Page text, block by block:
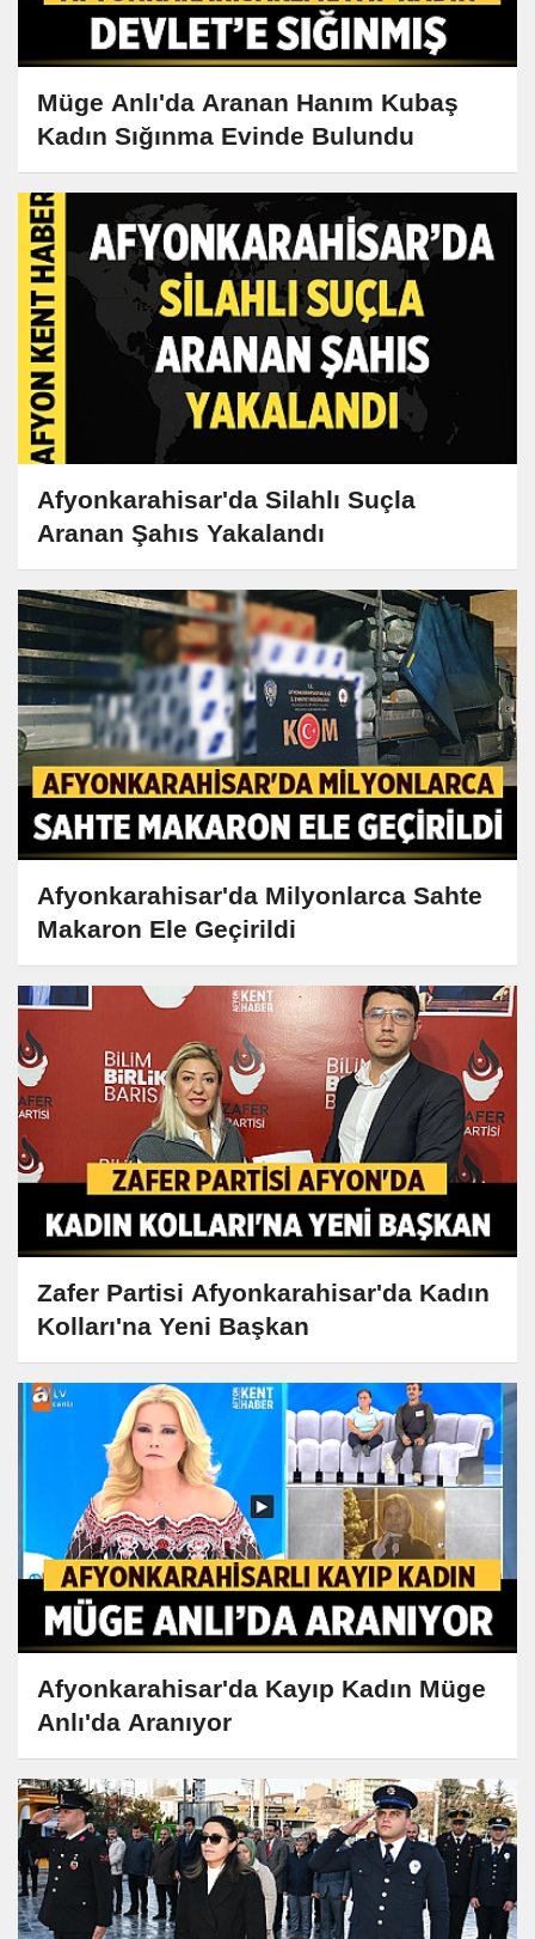
Müge Anlı'da Aranan Hanım Kubaş
Kadın Sığınma Evinde Bulundu
Afyonkarahisar'da Silahlı Suçla
Aranan Şahıs Yakalandı
Afyonkarahisar'da Milyonlarca Sahte
Makaron Ele Geçirildi
Zafer Partisi Afyonkarahisar'da Kadın
Kolları'na Yeni Başkan
Afyonkarahisar'da Kayıp Kadın Müge
Anlı'da Aranıyor